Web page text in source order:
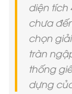
diện tích
chưa
chọn
tràn
thống
dựng